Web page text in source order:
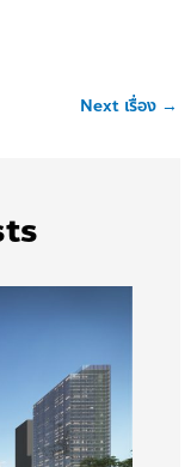
Next เรื่อง →